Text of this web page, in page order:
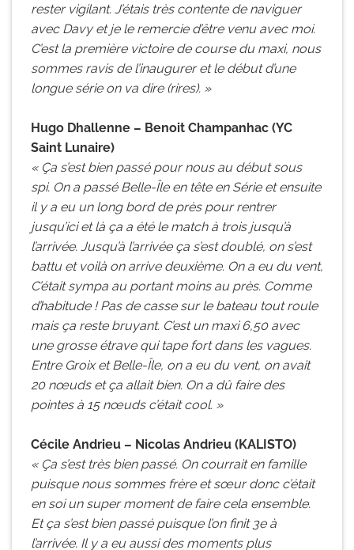
rester vigilant. J’étais très contente de naviguer
avec Davy et je le remercie d’être venu avec moi.
C’est la première victoire de course du maxi, nous
sommes ravis de l’inaugurer et le début d’une
longue série on va dire (rires). »
Hugo Dhallenne – Benoit Champanhac (YC
Saint Lunaire)
« Ça s’est bien passé pour nous au début sous
spi. On a passé Belle-Île en tête en Série et ensuite
il y a eu un long bord de près pour rentrer
jusqu’ici et là ça a été le match à trois jusqu’à
l’arrivée. Jusqu’à l’arrivée ça s’est doublé, on s’est
battu et voilà on arrive deuxième. On a eu du vent,
C’était sympa au portant moins au près. Comme
d’habitude ! Pas de casse sur le bateau tout roule
mais ça reste bruyant. C’est un maxi 6,50 avec
une grosse étrave qui tape fort dans les vagues.
Entre Groix et Belle-Île, on a eu du vent, on avait
20 nœuds et ça allait bien. On a dû faire des
pointes à 15 nœuds c’était cool. »
Cécile Andrieu – Nicolas Andrieu (KALISTO)
« Ça s’est très bien passé. On courrait en famille
puisque nous sommes frère et sœur donc c’était
en soi un super moment de faire cela ensemble.
Et ça s’est bien passé puisque l’on finit 3e à
l’arrivée. Il y a eu aussi des moments plus